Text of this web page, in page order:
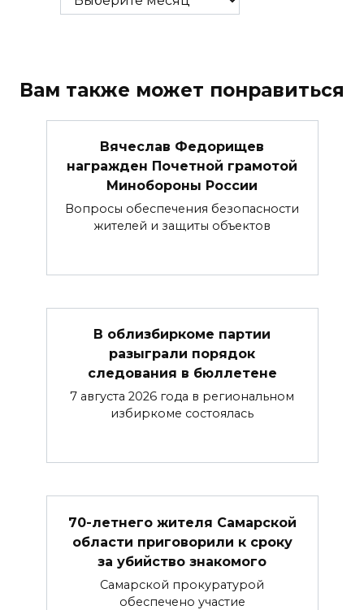
Вам также может понравиться
Вячеслав Федорищев
награжден Почетной грамотой
Минобороны России
Вопросы обеспечения безопасности
жителей и защиты объектов
В облизбиркоме партии
разыграли порядок
следования в бюллетене
7 августа 2026 года в региональном
избиркоме состоялась
70-летнего жителя Самарской
области приговорили к сроку
за убийство знакомого
Самарской прокуратурой
обеспечено участие